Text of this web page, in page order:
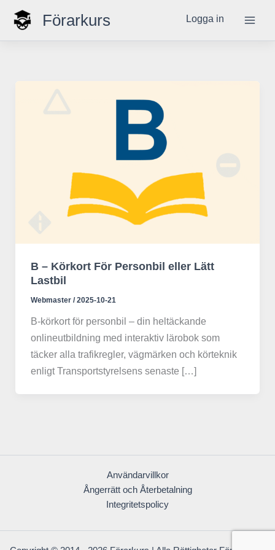
Hoppa
innehåll
Förarkurs Logga in
B – Körkort För Personbil eller Lätt
Lastbil
Webmaster /2025-10-21
B-körkort för personbil – din heltäckande
onlineutbildning med interaktiv lärobok som
täcker alla trafikregler, vägmärken och körteknik
enligt Transportstyrelsens senaste […]
Användarvillkor
Ångerrätt och Återbetalning
Integritetspolicy